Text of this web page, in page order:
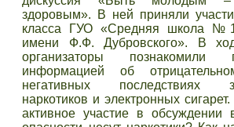
здоровым». В ней приняли
класса ГУО «Средняя школа №1
имени Ф.Ф. Дубровского». В
организаторы познакомили
информацией об
негативных последствиях
наркотиков и электронных
активное участие в обсуждении